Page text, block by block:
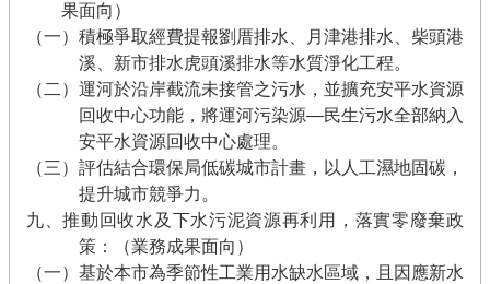
果面向）
（一）積極爭取經費提報劉厝排水、月津港排水、柴頭港
溪、新市排水虎頭溪排水等水質淨化工程。
（二）運河於沿岸截流未接管之污水，並擴充安平水資源
回收中心功能，將運河污染源—民生污水全部納入
安平水資源回收中心處理。
（三）評估結合環保局低碳城市計畫，以人工濕地固碳，
提升城市競爭力。
九、推動回收水及下水污泥資源再利用，落實零廢棄政
策：（業務成果面向）
（一）基於本市為季節性工業用水缺水區域，且因應新水